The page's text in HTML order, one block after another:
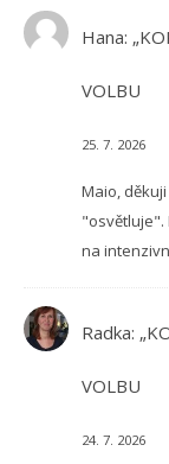
Hana:
VOLBU
25. 7. 2026
Maio,
"osvětluje".
na
Radka:
VOLBU
24. 7. 2026